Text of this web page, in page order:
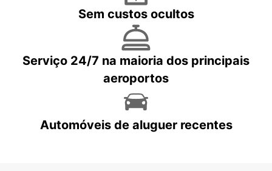
Sem custos ocultos
Serviço 24/7 na maioria dos principais
aeroportos
Automóveis de aluguer recentes